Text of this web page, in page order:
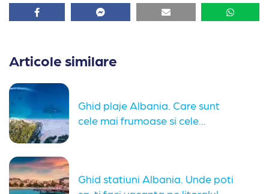
Facebook Facebook Email
Articole similare
Ghid plaje Albania. Care sunt
cele mai frumoase si cele...
Ghid statiuni Albania. Unde poti